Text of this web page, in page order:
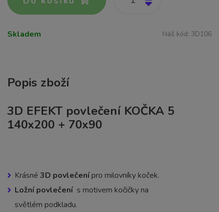
Skladem Náš kód: 3D106
Popis zboží
3D EFEKT povlečení KOČKA 5
140x200 + 70x90
Krásné 3D povlečenípro milovníky koček.
Ložní povlečení s motivem kočičky na
světlém podkladu.